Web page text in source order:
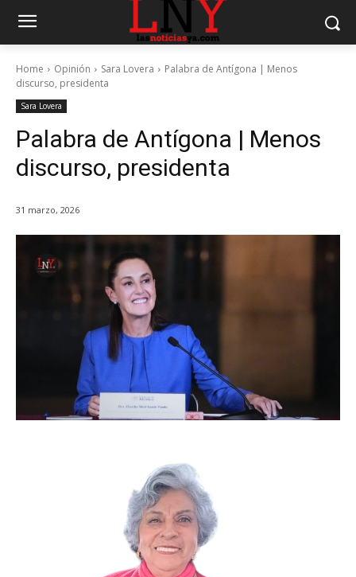
Home Opinión Sara Lovera
Palabra de Antígona | Menos
discurso, presidenta
Sara Lovera
Palabra de Antígona | Menos
discurso, presidenta
31 marzo, 2026